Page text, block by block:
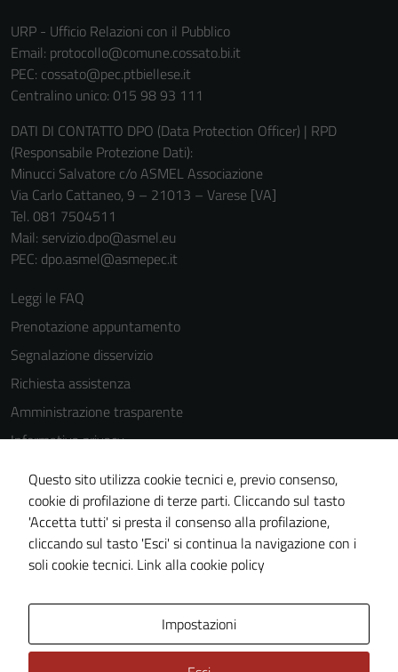
URP - Ufficio Relazioni con il Pubblico
Email: protocollo@comune.cossato.bi.it
PEC: cossato@pec.ptbiellese.it
Centralino unico: 015 98 93 111
DATI DI CONTATTO DPO (Data Protection Officer) | RPD
(Responsabile Protezione Dati):
Minucci Salvatore c/o ASMEL Associazione
Via Carlo Cattaneo, 9 – 21013 – Varese [VA]
Tel. 081 7504511
Mail: servizio.dpo@asmel.eu
PEC: dpo.asmel@asmepec.it
Leggi le FAQ
Prenotazione appuntamento
Segnalazione disservizio
Richiesta assistenza
Amministrazione trasparente
Informativa privacy
Cookie Policy
Note legali
Dichiarazione di accessibilità
Piano di miglioramento del sito
Questo sito utilizza cookie tecnici e, previo consenso,
cookie di profilazione di terze parti. Cliccando sul tasto
'Accetta tutti' si presta il consenso alla profilazione,
cliccando sul tasto 'Esci' si continua la navigazione con i
soli cookie tecnici. Link alla cookie policy
Impostazioni
Tecnici
sono necessari
per il